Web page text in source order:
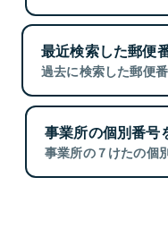
最近検索した郵便
過去に検索した郵便
事業所の個別番号
事業所の７けたの個